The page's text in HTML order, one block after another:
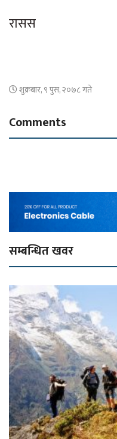
रासस
शुक्रबार, ९ पुस, २०७८ गते
Comments
सम्बन्धित खवर